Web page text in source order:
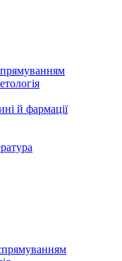
й фармації